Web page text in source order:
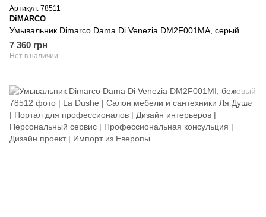
Артикул: 78511
DiMARCO
Умывальник Dimarco Dama Di Venezia DM2F001MA, серый
7 360 грн
Нет в наличии